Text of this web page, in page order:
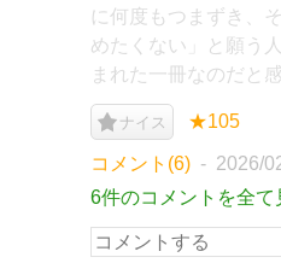
に何度もつまずき、
めたくない」と願う
まれた一冊なのだと感
ナイス ★105
コメント(6)
2026/
6件のコメントを全て